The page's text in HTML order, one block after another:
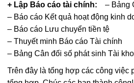
+ Lập Báo cáo tài chính:
– Bảng
– Báo cáo Kết quả hoạt động kinh
– Báo cáo Lưu chuyển tiền tệ
– Thuyết minh Báo cáo Tài chính
– Bảng Cân đối số phát sinh Tài
Trên đây là tổng hợp các công việc